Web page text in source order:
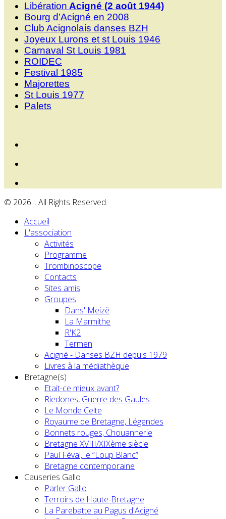
Libération Acigné (2 août 1944)
Bourg d’Acigné en 2008
Club Acignolais danses BZH
Joyeux Lurons et st Louis 1946
Carnaval St Louis 1981
ROIDEC
Festival 1985
Majorettes
St Louis 1977
Palets
© 2026 .. All Rights Reserved.
Accueil
L'association
Activités
Programme
Trombinoscope
Contacts
Sites amis
Groupes
Dans' Meizë
La Marmithe
R'K2
Termen
Acigné - Danses BZH depuis 1979
Livres à la médiathèque
Bretagne(s)
Etait-ce mieux avant?
Riedones, Guerre des Gaules
Le Monde Celte
Royaume de Bretagne, Légendes
Bonnets rouges, Chouannerie
Bretagne XVIII/XIXème siècle
Paul Féval, le “Loup Blanc”
Bretagne contemporaine
Causeries Gallo
Parler Gallo
Terroirs de Haute-Bretagne
La Parebatte au Pagus d'Acigné